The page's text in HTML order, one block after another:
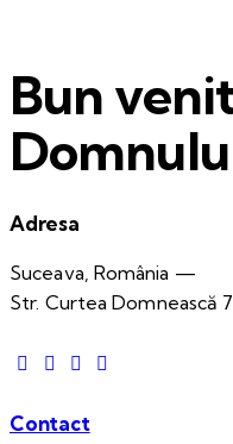
Bun
Adresa
Suceava, România —
Str. Curtea Domnească 7
Contact